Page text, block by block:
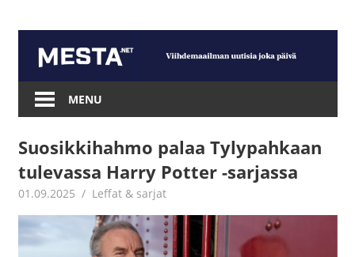
content
Mesta.net
MENU
Suosikkihahmo palaa Tylypahkaan
tulevassa Harry Potter -sarjassa
01.09.2025 Jouni Hirn
Leffat & sarjat